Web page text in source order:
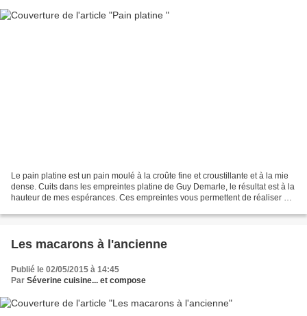
Le pain platine est un pain moulé à la croûte fine et croustillante et à la mie
dense. Cuits dans les empreintes platine de Guy Demarle, le résultat est à la
hauteur de mes espérances. Ces empreintes vous permettent de réaliser 2
Les macarons à l'ancienne
Publié le 02/05/2015 à 14:45
Par Séverine cuisine... et compose